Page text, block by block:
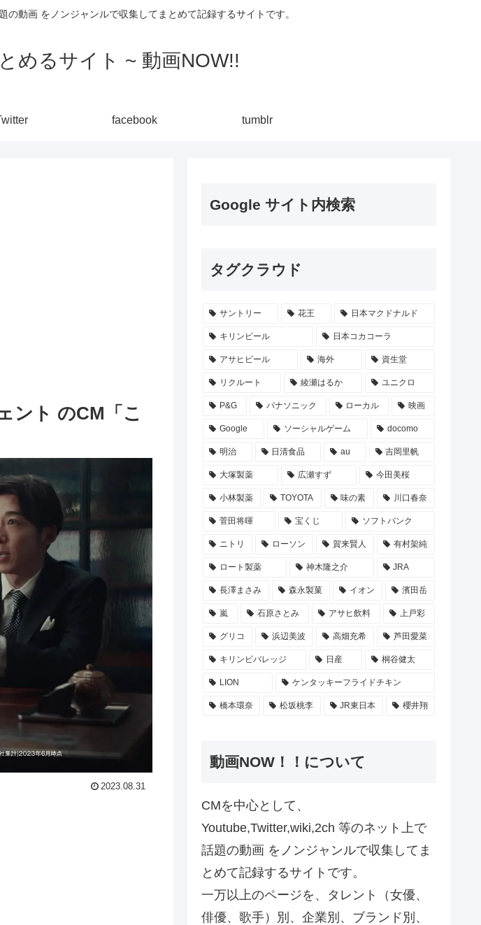
動画 をノンジャンルで収集してまとめて記録するサイトです。
めるサイト ~ 動画NOW!!
facebook tumblr
ント のCM「こ
2023.08.31
Google サイト内検索
タグクラウド
サントリー 花王 日本マクドナルド
キリンビール 日本コカコーラ
アサヒビール 海外 資生堂
リクルート 綾瀬はるか ユニクロ
P&G パナソニック ローカル 映画
Google ソーシャルゲーム docomo
明治 日清食品 au 吉岡里帆
大塚製薬 広瀬すず 今田美桜
小林製薬 TOYOTA 味の素 川口春奈
菅田将暉 宝くじ ソフトバンク
ニトリ ローソン 賀来賢人 有村架純
ロート製薬 神木隆之介 JRA
長澤まさみ 森永製菓 イオン 濱田岳
嵐 石原さとみ アサヒ飲料 上戸彩
グリコ 浜辺美波 高畑充希 芦田愛菜
キリンビバレッジ 日産 桐谷健太
LION ケンタッキーフライドチキン
橋本環奈 松坂桃李 JR東日本 櫻井翔
動画NOW！！について
CMを中心として、
Youtube,Twitter,wiki,2ch 等のネット上で
話題の動画 をノンジャンルで収集してま
とめて記録するサイトです。
一万以上のページを、タレント（女優、
俳優、歌手）別、企業別、ブランド別、